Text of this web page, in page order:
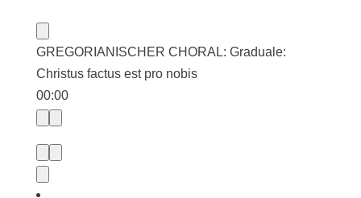
GREGORIANISCHER CHORAL: Graduale:
Christus factus est pro nobis
00:00